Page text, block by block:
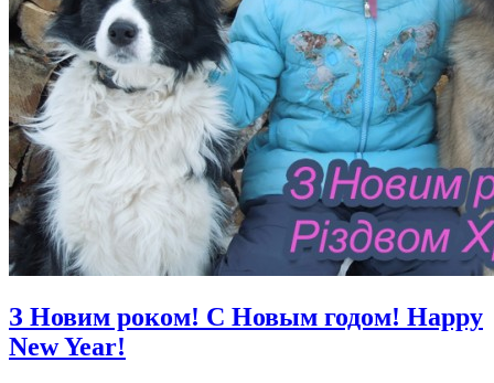
З Новим роком! С Новым годом! Happy
New Year!